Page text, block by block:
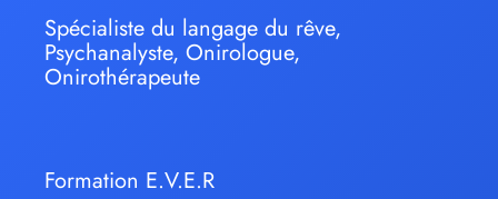
Spécialiste du langage du rêve,
Psychanalyste, Onirologue,
Onirothérapeute
Formation E.V.E.R